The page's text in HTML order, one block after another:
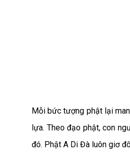
Mỗi bức tượng phật lại
lựa. Theo đạo phật, con
đó. Phật A Di Đà luôn giơ